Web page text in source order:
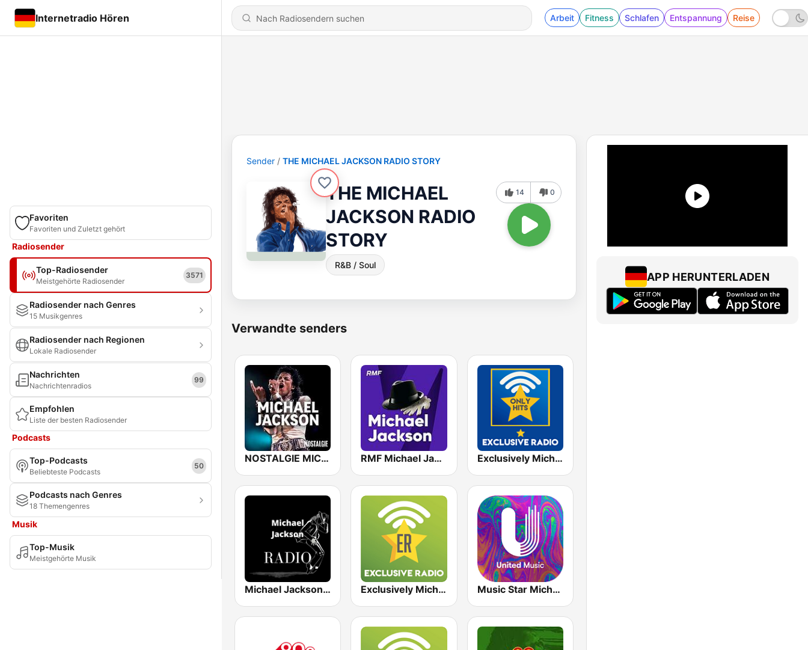
Internetradio Hören Arbeit Fitness Schlafen Entspannung Reise
Favoriten
Favoriten und Zuletzt gehört
Radiosender
Top-Radiosender
Meistgehörte Radiosender
3571
Radiosender nach Genres
15 Musikgenres
Radiosender nach Regionen
Lokale Radiosender
Nachrichten
Nachrichtenradios
99
Empfohlen
Liste der besten Radiosender
Podcasts
Top-Podcasts
Beliebteste Podcasts
50
Podcasts nach Genres
18 Themengenres
Musik
Top-Musik
Meistgehörte Musik
Sender THE MICHAEL JACKSON RADIO STORY
THE MICHAEL
JACKSON RADIO
STORY
R&B / Soul
14 0
Verwandte senders
NOSTALGIE MICHAEL JACKSON RMF Michael Jackson Exclusively Michael Jackson - HITS
Michael Jackson Radio Exclusively Michael Jackson Music Star Michael Jackson - United Music
APP HERUNTERLADEN